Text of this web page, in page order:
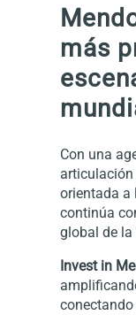
más
Con una
orientada a
continúa
global de la
Invest in